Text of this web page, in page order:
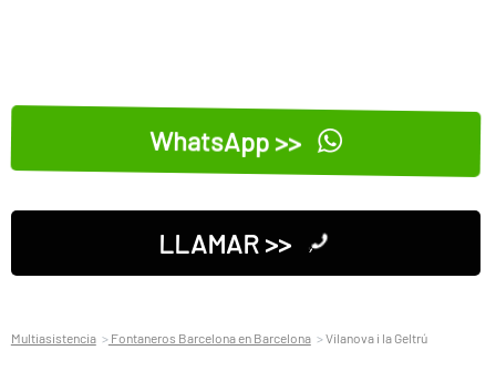
WhatsApp >>
LLAMAR >>
Multiasistencia Fontaneros Barcelona en Barcelona Vilanova i la Geltrú